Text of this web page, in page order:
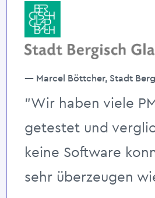
— Marcel Böttcher, Stadt
”Wir haben viele
getestet und
keine Software
sehr überzeugen